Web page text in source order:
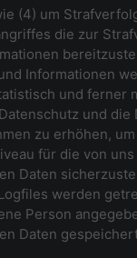
(4) um
die zur
Informationen
und ferner
und die
zu erhöhen,
für die von
Daten
werden
Person
Daten